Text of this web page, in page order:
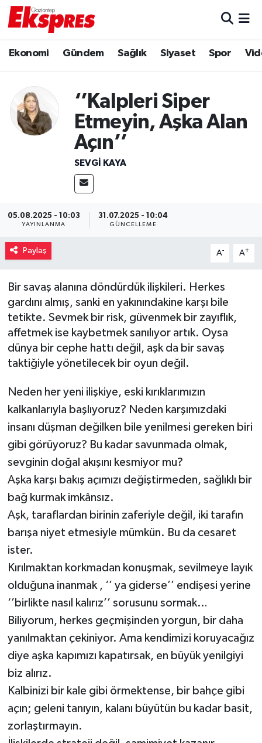
Ekonomi Gündem Sağlık Siyaset Spor
‘’Kalpleri Siper
Etmeyin, Aşka Alan
Açın’’
SEVGI KAYA
05.08.2025 - 10:03
YAYINLANMA
31.07.2025 - 10:04
GÜNCELLEME
Paylaş A- A+
Bir savaş alanına döndürdük ilişkileri. Herkes
gardını almış, sanki en yakınındakine karşı bile
tetikte. Sevmek bir risk, güvenmek bir zayıflık,
affetmek ise kaybetmek sanılıyor artık. Oysa
dünya bir cephe hattı değil, aşk da bir savaş
taktiğiyle yönetilecek bir oyun değil.
Neden her yeni ilişkiye, eski kırıklarımızın
kalkanlarıyla başlıyoruz? Neden karşımızdaki
insanı düşman değilken bile yenilmesi gereken biri
gibi görüyoruz? Bu kadar savunmada olmak,
sevginin doğal akışını kesmiyor mu?
Aşka karşı bakış açımızı değiştirmeden, sağlıklı bir
bağ kurmak imkânsız.
Aşk, taraflardan birinin zaferiyle değil, iki tarafın
barışa niyet etmesiyle mümkün. Bu da cesaret
ister.
Kırılmaktan korkmadan konuşmak, sevilmeye layık
olduğuna inanmak , ‘’ ya giderse’’ endişesi yerine
‘’birlikte nasıl kalırız’’ sorusunu sormak…
Biliyorum, herkes geçmişinden yorgun, bir daha
yanılmaktan çekiniyor. Ama kendimizi koruyacağız
diye aşka kapımızı kapatırsak, en büyük yenilgiyi
biz alırız.
Kalbinizi bir kale gibi örmektense, bir bahçe gibi
açın; geleni tanıyın, kalanı büyütün bu kadar basit,
zorlaştırmayın.
Ekonomi
Gaziantep son dakika
Genel
Haberler
Kültür Sanat
Magazin
Müzik
Piyasa
Resmi İlanlar
Sinemalar
Siyaset
Spor
Teknoloji
Video Haber
Yaşam
Yemek
Trafik Durumu
Puan Durumu ve Fikstür
Tüm Manşetler
Son Dakika Haberleri
Haber Arşivi